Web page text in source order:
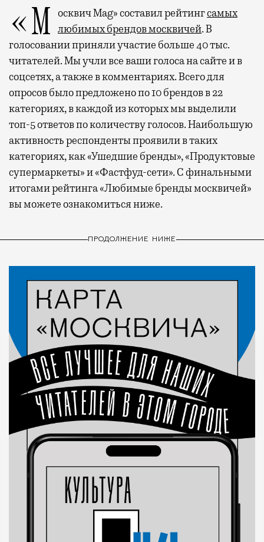
«Москвич Mag» составил рейтингсамых
любимых брендов москвичей. В
голосовании приняли участие больше 40 тыс.
читателей. Мы учли все ваши голоса на сайте и в
соцсетях, а также в комментариях. Всего для
опросов было предложено по 10 брендов в 22
категориях, в каждой из которых мы выделили
топ-5 ответов по количеству голосов. Наибольшую
активность респонденты проявили в таких
категориях, как «Ушедшие бренды», «Продуктовые
супермаркеты» и «Фастфуд-сети». С финальными
итогами рейтинга «Любимые бренды москвичей»
вы можете ознакомиться ниже.
ПРОДОЛЖЕНИЕ НИЖЕ